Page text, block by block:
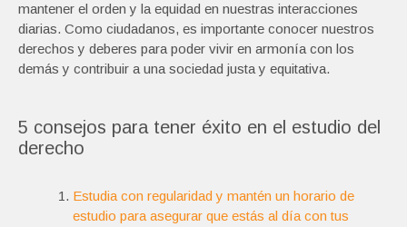
mantener el orden y la equidad en nuestras interacciones
diarias. Como ciudadanos, es importante conocer nuestros
derechos y deberes para poder vivir en armonía con los
demás y contribuir a una sociedad justa y equitativa.
5 consejos para tener éxito en el estudio del
derecho
Estudia con regularidad y mantén un horario de
estudio para asegurar que estás al día con tus